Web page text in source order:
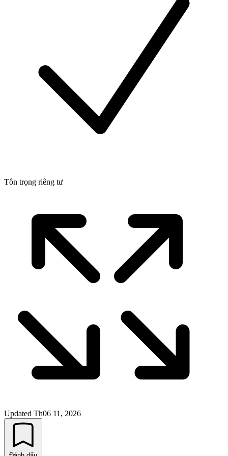
Tôn trọng riêng tư
Updated Th06 11, 2026